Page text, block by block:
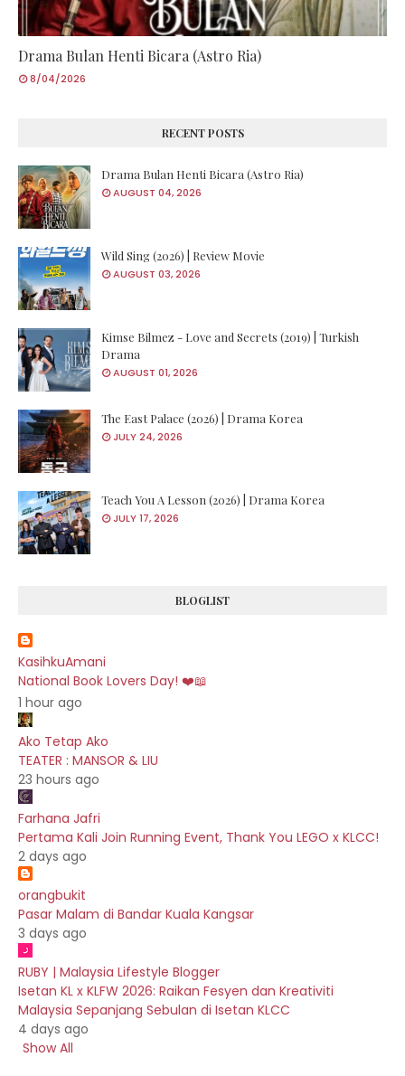
Drama Bulan Henti Bicara (Astro Ria)
8/04/2026
RECENT POSTS
Drama Bulan Henti Bicara (Astro Ria)
AUGUST 04, 2026
Wild Sing (2026) | Review Movie
AUGUST 03, 2026
Kimse Bilmez - Love and Secrets (2019) | Turkish
Drama
AUGUST 01, 2026
The East Palace (2026) | Drama Korea
JULY 24, 2026
Teach You A Lesson (2026) | Drama Korea
JULY 17, 2026
BLOGLIST
KasihkuAmani
National Book Lovers Day! ❤️📖
1 hour ago
Ako Tetap Ako
TEATER : MANSOR & LIU
23 hours ago
Farhana Jafri
Pertama Kali Join Running Event, Thank You LEGO x KLCC!
2 days ago
orangbukit
Pasar Malam di Bandar Kuala Kangsar
3 days ago
RUBY | Malaysia Lifestyle Blogger
Isetan KL x KLFW 2026: Raikan Fesyen dan Kreativiti
Malaysia Sepanjang Sebulan di Isetan KLCC
4 days ago
Show All